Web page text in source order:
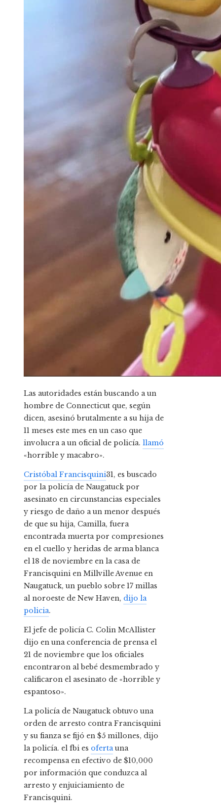
Las autoridades están buscando a un
hombre de Connecticut que, según
dicen, asesinó brutalmente a su hija de
11 meses este mes en un caso que
involucra a un oficial de policía. llamó
«horrible y macabro».
Cristóbal Francisquini31, es buscado
por la policía de Naugatuck por
asesinato en circunstancias especiales
y riesgo de daño a un menor después
de que su hija, Camilla, fuera
encontrada muerta por compresiones
en el cuello y heridas de arma blanca
el 18 de noviembre en la casa de
Francisquini en Millville Avenue en
Naugatuck, un pueblo sobre 17 millas
al noroeste de New Haven, dijo la
policia.
El jefe de policía C. Colin McAllister
dijo en una conferencia de prensa el
21 de noviembre que los oficiales
encontraron al bebé desmembrado y
calificaron el asesinato de «horrible y
espantoso».
La policía de Naugatuck obtuvo una
orden de arresto contra Francisquini
y su fianza se fijó en $5 millones, dijo
la policía. el fbi es ofertauna
recompensa en efectivo de $10,000
por información que conduzca al
arresto y enjuiciamiento de
Francisquini.